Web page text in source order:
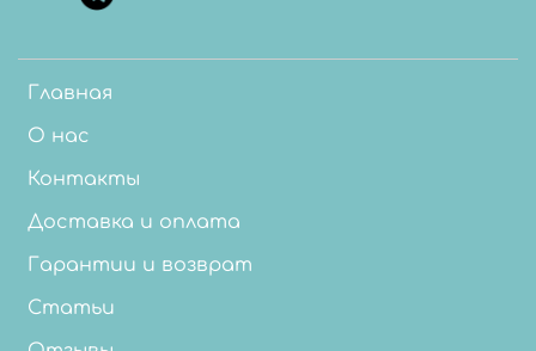
Главная
О нас
Контакты
Доставка и оплата
Гарантии и возврат
Статьи